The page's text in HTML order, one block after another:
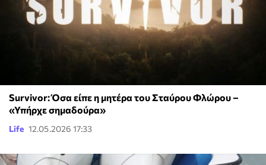
Survivor: Όσα είπε η μητέρα του Σταύρου Φλώρου –
«Υπήρχε σημαδούρα»
Life 12.05.2026 17:33